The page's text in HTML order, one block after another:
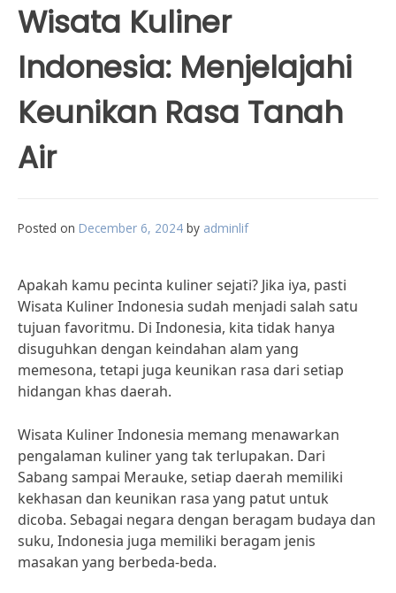
Wisata Kuliner
Indonesia: Menjelajahi
Keunikan Rasa Tanah
Air
Posted on December 6, 2024 by adminlif
Apakah kamu pecinta kuliner sejati? Jika iya, pasti
Wisata Kuliner Indonesia sudah menjadi salah satu
tujuan favoritmu. Di Indonesia, kita tidak hanya
disuguhkan dengan keindahan alam yang
memesona, tetapi juga keunikan rasa dari setiap
hidangan khas daerah.
Wisata Kuliner Indonesia memang menawarkan
pengalaman kuliner yang tak terlupakan. Dari
Sabang sampai Merauke, setiap daerah memiliki
kekhasan dan keunikan rasa yang patut untuk
dicoba. Sebagai negara dengan beragam budaya dan
suku, Indonesia juga memiliki beragam jenis
masakan yang berbeda-beda.